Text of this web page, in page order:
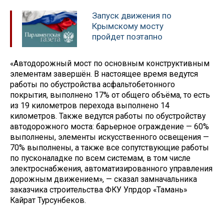
Запуск движения по
Крымскому мосту
пройдет поэтапно
«Автодорожный мост по основным конструктивным
элементам завершён. В настоящее время ведутся
работы по обустройства асфальтобетонного
покрытия, выполнено 17% от общего объёма, то есть
из 19 километров перехода выполнено 14
километров. Также ведутся работы по обустройству
автодорожного моста: барьерное ограждение — 60%
выполнены, элементы искусственного освещения —
70% выполнены, а также все сопутствующие работы
по пусконаладке по всем системам, в том числе
электроснабжения, автоматизированного управления
дорожным движением», — сказал замначальника
заказчика строительства ФКУ Упрдор «Тамань»
Кайрат Турсунбеков.